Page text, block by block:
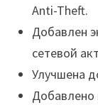
Anti-Theft.
Добавлен
сетевой
Улучшена